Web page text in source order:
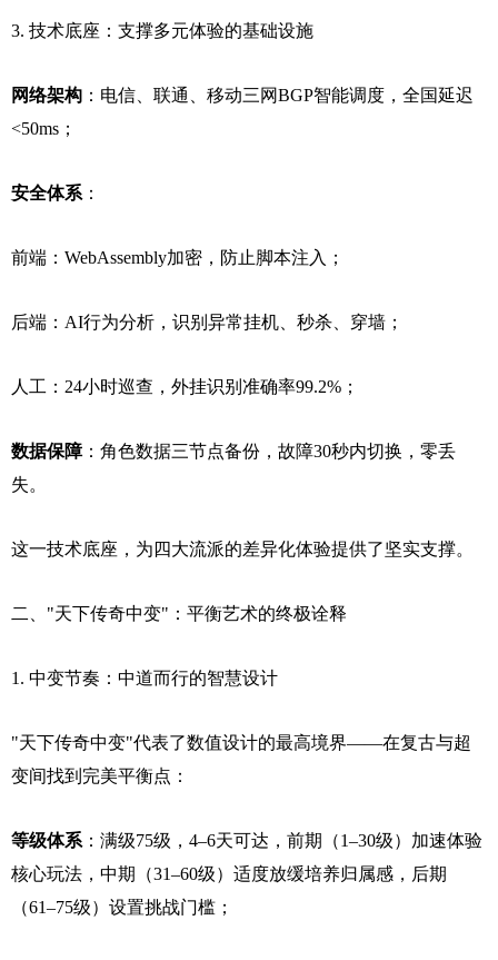
3. 技术底座：支撑多元体验的基础设施
网络架构 ：电信、联通、移动三网BGP智能调度，全国延迟
<50ms；
安全体系 ：
前端：WebAssembly加密，防止脚本注入；
后端：AI行为分析，识别异常挂机、秒杀、穿墙；
人工：24小时巡查，外挂识别准确率99.2%；
数据保障：角色数据三节点备份，故障30秒内切换，零丢
失。
这一技术底座，为四大流派的差异化体验提供了坚实支撑。
二、"天下传奇中变"：平衡艺术的终极诠释
1. 中变节奏：中道而行的智慧设计
"天下传奇中变"代表了数值设计的最高境界——在复古与超
变间找到完美平衡点：
等级体系 ：满级75级，4–6天可达，前期（1–30级）加速体验
核心玩法，中期（31–60级）适度放缓培养归属感，后期
（61–75级）设置挑战门槛；